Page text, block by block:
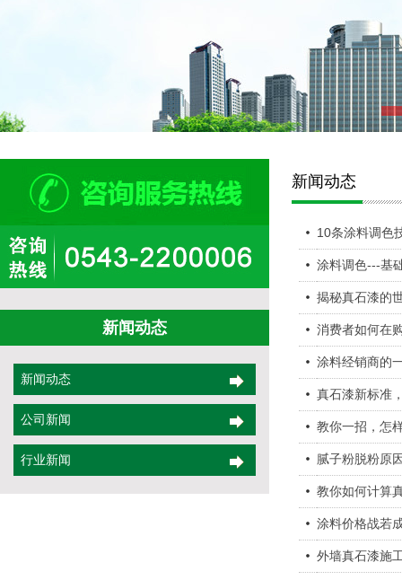
新闻动态
新闻动态
公司新闻
行业新闻
新闻动态
10条涂料调色
涂料调色---基
揭秘真石漆的
消费者如何在
涂料经销商的
真石漆新标准
教你一招，怎
腻子粉脱粉原
教你如何计算
涂料价格战若
外墙真石漆施